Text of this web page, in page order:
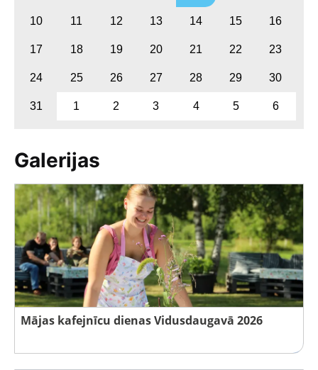
10 11 12 13 14 15 16
17 18 19 20 21 22 23
24 25 26 27 28 29 30
31 1 2 3 4 5 6
Galerijas
Mājas kafejnīcu dienas Vidusdaugavā 2026